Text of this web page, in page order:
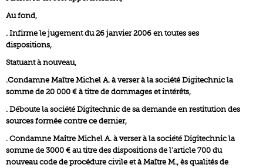
Au fond,
. Infirme le jugement du 26 janvier 2006 en toutes ses
dispositions,
Statuant à nouveau,
.Condamne Maître Michel A. à verser à la société Digitechnic la
somme de 20 000 € à titre de dommages et intérêts,
. Déboute la société Digitechnic de sa demande en restitution des
sources formée contre ce dernier,
. Condamne Maître Michel A. à verser à la société Digitechnic la
somme de 3000 € au titre des dispositions de l’article 700 du
nouveau code de procédure civile et à Maître M., ès qualités de